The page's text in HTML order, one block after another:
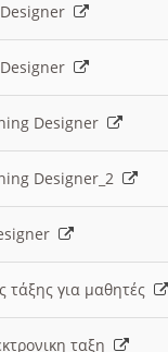
Designer
Designer
Designer
Designer_2
τάξης για μαθητές
ταξη